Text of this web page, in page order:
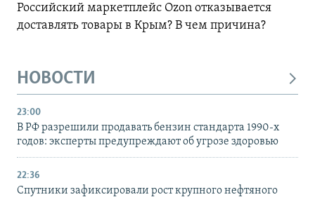
Российский маркетплейс Ozon отказывается
доставлять товары в Крым? В чем причина?
НОВОСТИ
23:00
В РФ разрешили продавать бензин стандарта 1990-х
годов: эксперты предупреждают об угрозе здоровью
22:36
Спутники зафиксировали рост крупного нефтяного